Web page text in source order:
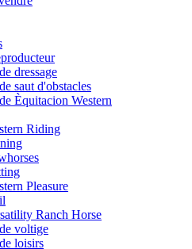
dressage
saut d'obstacles
Èquitacion Western
Riding
Pleasure
Ranch Horse
voltige
loisirs